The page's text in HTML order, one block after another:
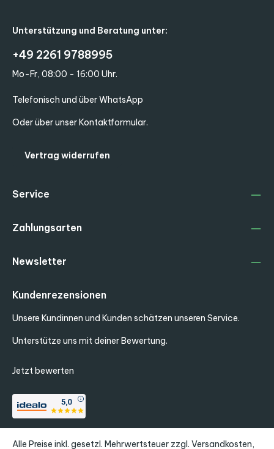
Unterstützung und Beratung unter:
+49 2261 9788995
Mo-Fr, 08:00 - 16:00 Uhr.
Telefonisch und über WhatsApp
Oder über unserKontaktformular.
Vertrag widerrufen
Service
Zahlungsarten
Kundenrezensionen
Unsere Kundinnen und Kunden schätzen unseren Service.
Unterstütze uns mit deiner Bewertung.
Jetzt bewerten
Newsletter
Alle Preise inkl. gesetzl. Mehrwertsteuer zzgl. Versandkosten,